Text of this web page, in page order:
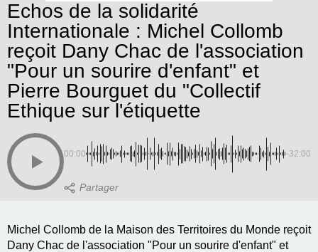
Echos de la solidarité
Internationale : Michel Collomb
reçoit Dany Chac de l'association
"Pour un sourire d'enfant" et
Pierre Bourguet du "Collectif
Ethique sur l'étiquette
00:00 -32:00
Michel Collomb de la Maison des Territoires du Monde reçoit
Dany Chac de l'association "Pour un sourire d'enfant" et